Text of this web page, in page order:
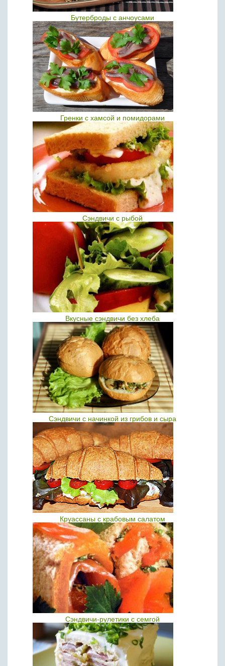
Бутерброды с анчоусами
Гренки с хамсой и помидорами
Сэндвичи с рыбой
Вкусные сэндвичи без хлеба
Сэндвичи с начинкой из грибов и сыра
Круассаны с крабовым салатом
Сэндвичи-рулетики с семгой